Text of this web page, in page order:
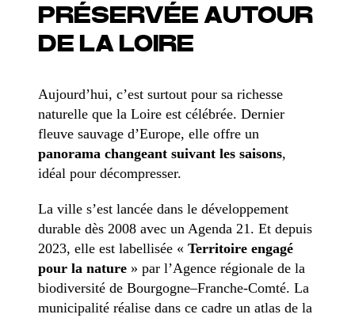
PRÉSERVÉE AUTOUR
DE LA LOIRE
Aujourd’hui, c’est surtout pour sa richesse
naturelle que la Loire est célébrée. Dernier
fleuve sauvage d’Europe, elle offre un
panorama changeant suivant les saisons,
idéal pour décompresser.
La ville s’est lancée dans le développement
durable dès 2008 avec un Agenda 21. Et depuis
2023, elle est labellisée « Territoire engagé
pour la nature» par l’Agence régionale de la
biodiversité de Bourgogne–Franche-Comté. La
municipalité réalise dans ce cadre un atlas de la